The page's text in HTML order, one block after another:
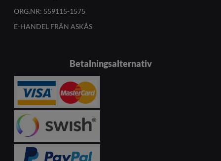
ORG.NR: 559115-1575
E-HANDEL FRÅN ASKÅS
Betalningsalternativ